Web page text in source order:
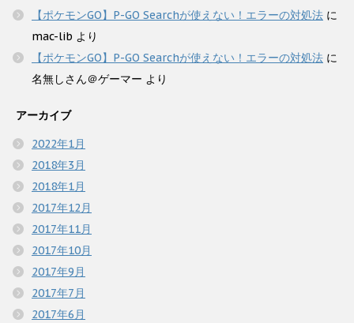
【ポケモンGO】P-GO Searchが使えない！エラーの対処法 に
mac-lib より
【ポケモンGO】P-GO Searchが使えない！エラーの対処法 に
名無しさん＠ゲーマー より
アーカイブ
2022年1月
2018年3月
2018年1月
2017年12月
2017年11月
2017年10月
2017年9月
2017年7月
2017年6月